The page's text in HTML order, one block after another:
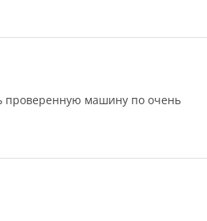
проверенную машину по очень